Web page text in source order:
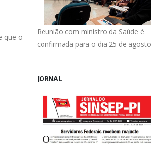
que o
Reunião com ministro da Saúde é
confirmada para o dia 25 de agosto
JORNAL